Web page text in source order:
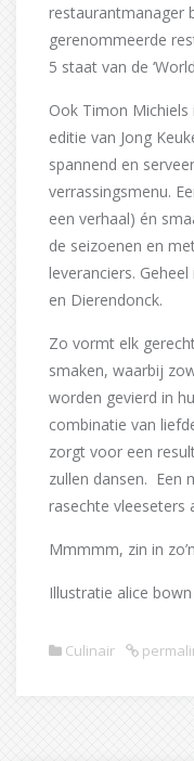
restaurantmanager
gerenommeerde
5 staat van de
Ook Timon
editie van Jong
spannend en
verrassingsmenu.
een verhaal) én
de seizoenen en
leveranciers.
en Dierendonck.
Zo vormt elk
smaken, waarbij
worden gevierd in
combinatie van
zorgt voor een
zullen dansen. Een
rasechte vleeseters
Mmmmm, zin in
Illustratie alice
Culinair